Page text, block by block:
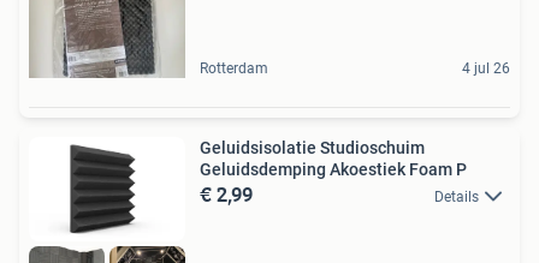
Rotterdam 4 jul 26
Geluidsisolatie Studioschuim
Geluidsdemping Akoestiek Foam P
€ 2,99 Details